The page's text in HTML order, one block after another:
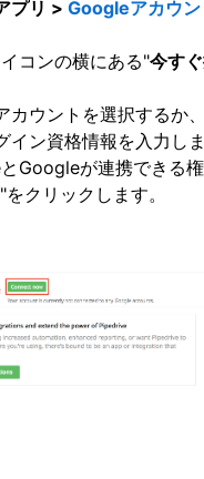
プリ > Googleアカウン
コンの横にある"今す
カウントを選択するか
イン資格情報を入力しま
Googleが連携できる
"をクリックします。